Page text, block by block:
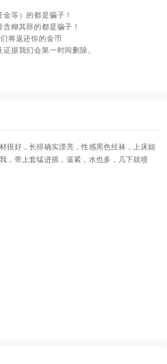
等）的都是骗子！
糊其辞的都是骗子！
将返还你的金币
据我们会第一时间删除。
很好，长得确实漂亮，性感黑色丝袜，上床姐
，带上套猛进插，逼紧，水也多，几下就喷